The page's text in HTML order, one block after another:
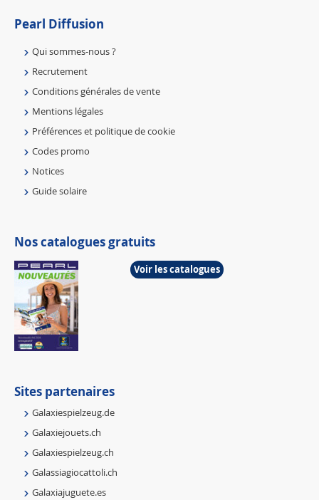
Pearl Diffusion
Qui sommes-nous ?
Recrutement
Conditions générales de vente
Mentions légales
Préférences et politique de cookie
Codes promo
Notices
Guide solaire
Nos catalogues gratuits
Voir les catalogues
Sites partenaires
Galaxiespielzeug.de
Galaxiejouets.ch
Galaxiespielzeug.ch
Galassiagiocattoli.ch
Galaxiajuguete.es